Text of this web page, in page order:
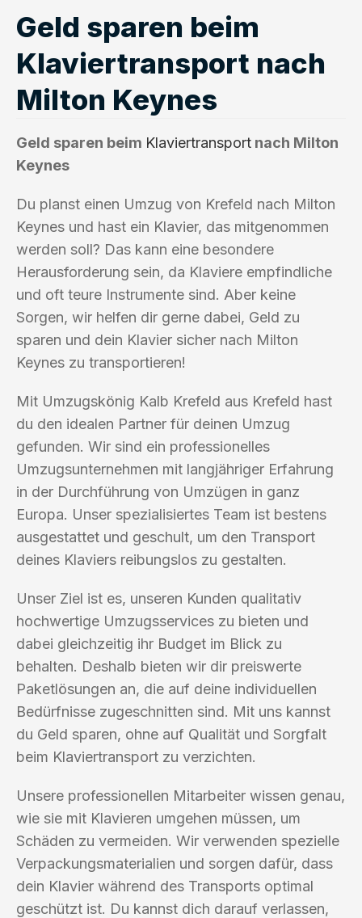
Geld sparen beim
Klaviertransport nach
Milton Keynes
Geld sparen beim Klaviertransport nach Milton
Keynes
Du planst einen Umzug von Krefeld nach Milton
Keynes und hast ein Klavier, das mitgenommen
werden soll? Das kann eine besondere
Herausforderung sein, da Klaviere empfindliche
und oft teure Instrumente sind. Aber keine
Sorgen, wir helfen dir gerne dabei, Geld zu
sparen und dein Klavier sicher nach Milton
Keynes zu transportieren!
Mit Umzugskönig Kalb Krefeld aus Krefeld hast
du den idealen Partner für deinen Umzug
gefunden. Wir sind ein professionelles
Umzugsunternehmen mit langjähriger Erfahrung
in der Durchführung von Umzügen in ganz
Europa. Unser spezialisiertes Team ist bestens
ausgestattet und geschult, um den Transport
deines Klaviers reibungslos zu gestalten.
Unser Ziel ist es, unseren Kunden qualitativ
hochwertige Umzugsservices zu bieten und
dabei gleichzeitig ihr Budget im Blick zu
behalten. Deshalb bieten wir dir preiswerte
Paketlösungen an, die auf deine individuellen
Bedürfnisse zugeschnitten sind. Mit uns kannst
du Geld sparen, ohne auf Qualität und Sorgfalt
beim Klaviertransport zu verzichten.
Unsere professionellen Mitarbeiter wissen genau,
wie sie mit Klavieren umgehen müssen, um
Schäden zu vermeiden. Wir verwenden spezielle
Verpackungsmaterialien und sorgen dafür, dass
dein Klavier während des Transports optimal
geschützt ist. Du kannst dich darauf verlassen,